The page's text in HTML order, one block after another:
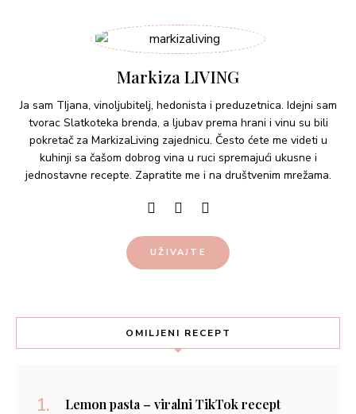
Markiza LIVING
Ja sam TIjana, vinoljubitelj, hedonista i preduzetnica. Idejni sam
tvorac Slatkoteka brenda, a ljubav prema hrani i vinu su bili
pokretač za MarkizaLiving zajednicu. Često ćete me videti u
kuhinji sa čašom dobrog vina u ruci spremajući ukusne i
jednostavne recepte. Zapratite me i na društvenim mrežama.
UŽIVAJTE
OMILJENI RECEPT
Lemon pasta – viralni TikTok recept